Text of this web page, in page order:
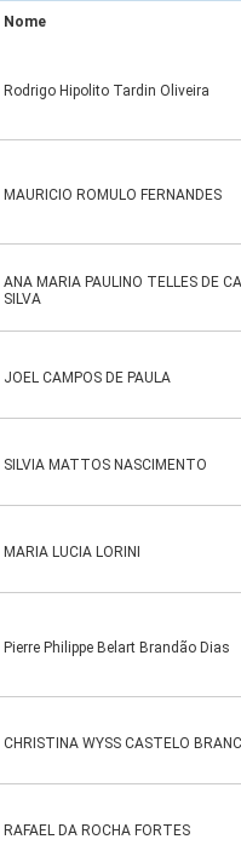
Nome
Rodrigo Hipolito Tardin Oliveira
MAURICIO ROMULO FERNANDES
ANA MARIA PAULINO TELLES DE
SILVA
JOEL CAMPOS DE PAULA
SILVIA MATTOS NASCIMENTO
MARIA LUCIA LORINI
Pierre Philippe Belart Brandão Dias
CHRISTINA WYSS CASTELO
RAFAEL DA ROCHA FORTES